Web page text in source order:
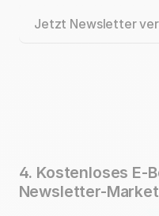
Jetzt Newsletter
4. Kostenloses E-
Newsletter-